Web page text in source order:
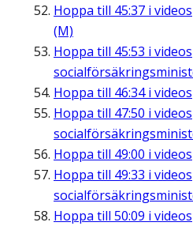
Hoppa till 45:37 i
(M)
Hoppa till 45:53 i
Hoppa till 46:34i
Hoppa till 47:50 i
Hoppa till 49:00 i
Hoppa till 49:33 i
Hoppa till 50:09 i